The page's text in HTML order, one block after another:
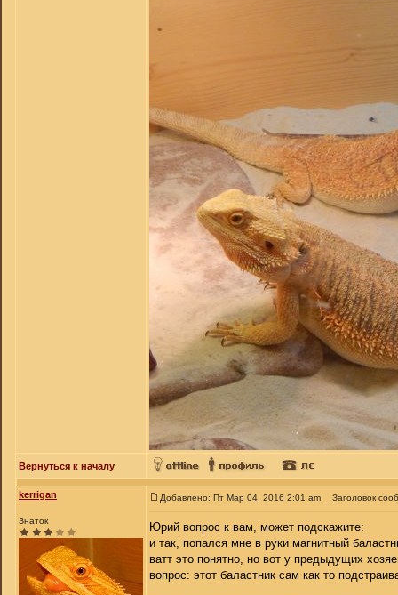
Вернуться к началу
kerrigan
Знаток
Добавлено: Пт Мар 04, 2016 2:01 am Заголовок
Юрий вопрос к вам, может подскажите:
и так, попался мне в руки магнитный
ватт это понятно, но вот у предыдущих
вопрос: этот баластник сам как то